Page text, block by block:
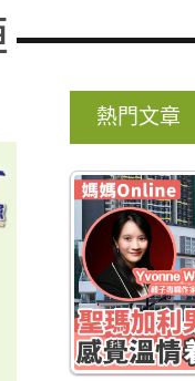
熱門文章